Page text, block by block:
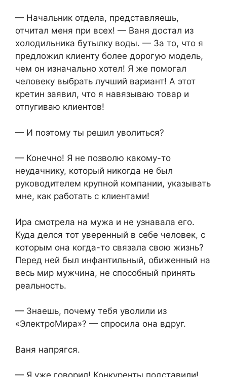
— Начальник отдела, представляешь,
отчитал меня при всех! — Ваня достал из
холодильника бутылку воды. — За то, что я
предложил клиенту более дорогую модель,
чем он изначально хотел! Я же помогал
человеку выбрать лучший вариант! А этот
кретин заявил, что я навязываю товар и
отпугиваю клиентов!
— И поэтому ты решил уволиться?
— Конечно! Я не позволю какому-то
неудачнику, который никогда не был
руководителем крупной компании, указывать
мне, как работать с клиентами!
Ира смотрела на мужа и не узнавала его.
Куда делся тот уверенный в себе человек, с
которым она когда-то связала свою жизнь?
Перед ней был инфантильный, обиженный на
весь мир мужчина, не способный принять
реальность.
— Знаешь, почему тебя уволили из
«ЭлектроМира»? — спросила она вдруг.
Ваня напрягся.